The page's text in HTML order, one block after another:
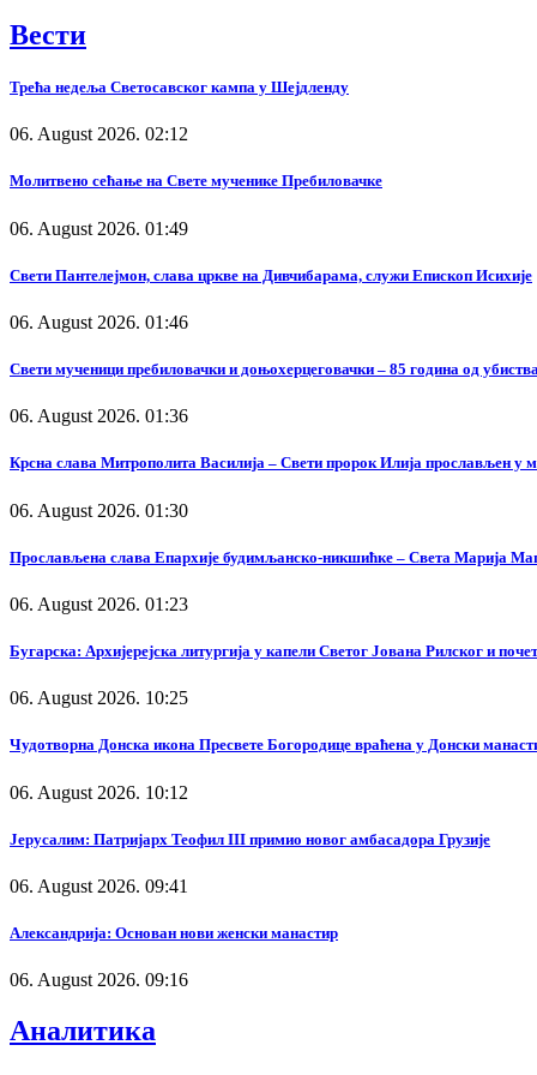
Вести
Трећа недеља Светосавског кампа у Шејдленду
06. August 2026. 02:12
Молитвено сећање на Свете мученике Пребиловачке
06. August 2026. 01:49
Свети Пантелејмон, слава цркве на Дивчибарама, служи Епископ Исихије
06. August 2026. 01:46
Свети мученици пребиловачки и доњохерцеговачки – 85 година од
06. August 2026. 01:36
Крсна слава Митрополита Василија – Свети пророк Илија прослављен у
06. August 2026. 01:30
Прослављена слава Епархије будимљанско-никшићке – Света Марија
06. August 2026. 01:23
Бугарска: Архијерејска литургија у капели Светог Јована Рилског и
06. August 2026. 10:25
Чудотворна Донска икона Пресвете Богородице враћена у Донски
06. August 2026. 10:12
Јерусалим: Патријарх Теофил III примио новог амбасадора Грузије
06. August 2026. 09:41
Александрија: Основан нови женски манастир
06. August 2026. 09:16
Аналитика